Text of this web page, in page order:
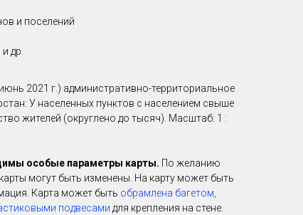
и поселений
др.
2021 г.) административно-территориальное
У населенных пунктов с населением свыше
жителей (округлено до тысяч). Масштаб: 1 :
особые параметры карты. По желанию
могут быть изменены. На карту может быть
Карта может быть обрамлена багетом,
подвесами для крепления на стене.